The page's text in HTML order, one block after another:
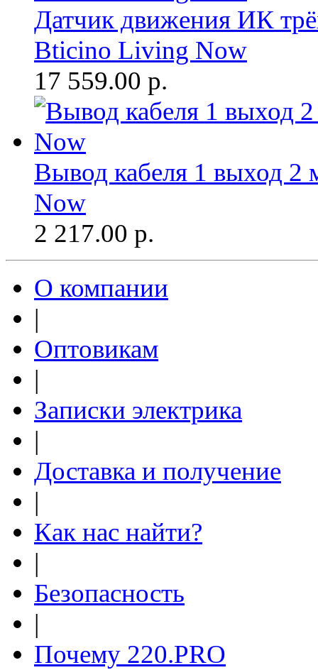
Датчик движения ИК
Bticino Living Now
17 559.00 р.
Вывод кабеля 1 выход
Now
2 217.00 р.
О компании
|
Оптовикам
|
Записки электрика
|
Доставка и получение
|
Как нас найти?
|
Безопасность
|
Почему 220.PRO